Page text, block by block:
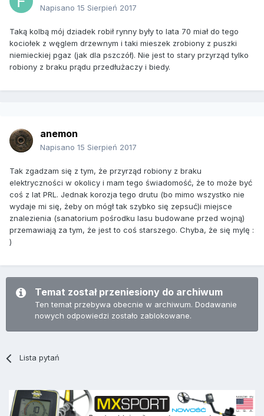
Napisano 15 Sierpień 2017
Taką kolbą mój dziadek robił rynny były to lata 70 miał do tego
kociołek z węglem drzewnym i taki mieszek zrobiony z puszki
niemieckiej pgaz (jak dla pszczół). Nie jest to stary przyrząd tylko
robiony z braku prądu przedłużaczy i biedy.
anemon
Napisano 15 Sierpień 2017
Tak zgadzam się z tym, że przyrząd robiony z braku
elektryczności w okolicy i mam tego świadomość, że to może być
coś z lat PRL. Jednak korozja tego drutu (bo mimo wszystko nie
wydaje mi się, żeby on mógł tak szybko się zepsuć)i miejsce
znalezienia (sanatorium pośrodku lasu budowane przed wojną)
przemawiają za tym, że jest to coś starszego. Chyba, że się mylę :
)
Temat został przeniesiony do archiwum
Ten temat przebywa obecnie w archiwum. Dodawanie
nowych odpowiedzi zostało zablokowane.
Lista pytań